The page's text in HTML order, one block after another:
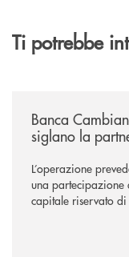
Ti potrebbe
Banca
siglano la
L’operazione
una partecipazione
capitale riservato
comuni e sulla